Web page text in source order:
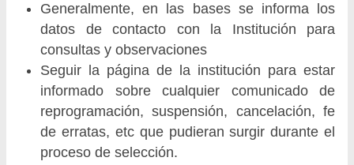
Generalmente, en las bases se informa los
datos de contacto con la Institución para
consultas y observaciones
Seguir la página de la institución para estar
informado sobre cualquier comunicado de
reprogramación, suspensión, cancelación, fe
de erratas, etc que pudieran surgir durante el
proceso de selección.